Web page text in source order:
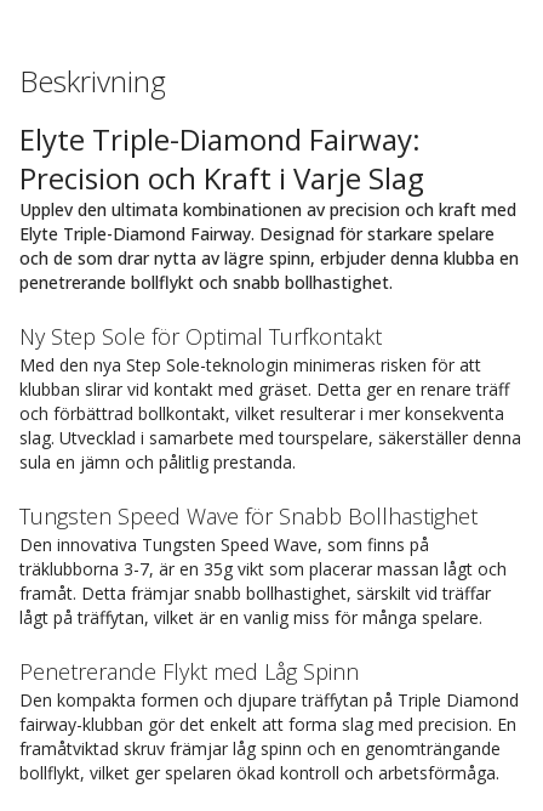
Beskrivning
Elyte Triple-Diamond Fairway:
Precision och Kraft i Varje Slag
Upplev den ultimata kombinationen av precision och kraft med
Elyte Triple-Diamond Fairway. Designad för starkare spelare
och de som drar nytta av lägre spinn, erbjuder denna klubba en
penetrerande bollflykt och snabb bollhastighet.
Ny Step Sole för Optimal Turfkontakt
Med den nya Step Sole-teknologin minimeras risken för att
klubban slirar vid kontakt med gräset. Detta ger en renare träff
och förbättrad bollkontakt, vilket resulterar i mer konsekventa
slag. Utvecklad i samarbete med tourspelare, säkerställer denna
sula en jämn och pålitlig prestanda.
Tungsten Speed Wave för Snabb Bollhastighet
Den innovativa Tungsten Speed Wave, som finns på
träklubborna 3-7, är en 35g vikt som placerar massan lågt och
framåt. Detta främjar snabb bollhastighet, särskilt vid träffar
lågt på träffytan, vilket är en vanlig miss för många spelare.
Penetrerande Flykt med Låg Spinn
Den kompakta formen och djupare träffytan på Triple Diamond
fairway-klubban gör det enkelt att forma slag med precision. En
framåtviktad skruv främjar låg spinn och en genomträngande
bollflykt, vilket ger spelaren ökad kontroll och arbetsförmåga.